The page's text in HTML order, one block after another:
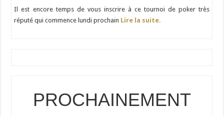
Il est encore temps de vous inscrire à ce tournoi de poker très
réputé qui commence lundi prochain Lire la suite.
PROCHAINEMENT